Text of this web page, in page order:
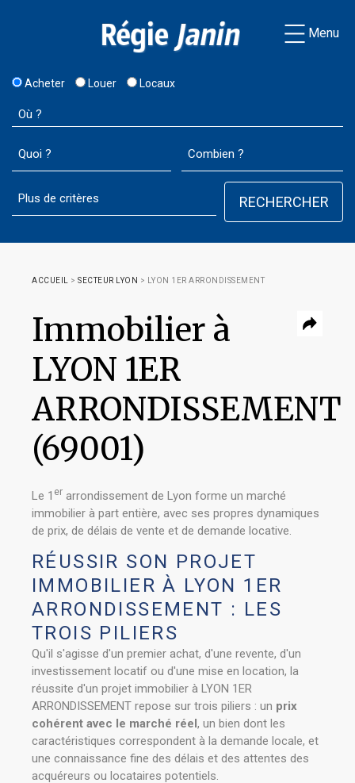
Menu
Acheter Louer Locaux
ACCUEIL > SECTEUR LYON > LYON 1ER ARRONDISSEMENT
Immobilier à
LYON 1ER
ARRONDISSEMENT
(69001)
Le 1 er arrondissement de Lyon forme un marché
immobilier à part entière, avec ses propres dynamiques
de prix, de délais de vente et de demande locative.
RÉUSSIR SON PROJET
IMMOBILIER À LYON 1ER
ARRONDISSEMENT : LES
TROIS PILIERS
Qu'il s'agisse d'un premier achat, d'une revente, d'un
investissement locatif ou d'une mise en location, la
réussite d'un projet immobilier à LYON 1ER
ARRONDISSEMENT repose sur trois piliers : un prix
cohérent avec le marché réel, un bien dont les
caractéristiques correspondent à la demande locale, et
une connaissance fine des délais et des attentes des
acquéreurs ou locataires potentiels.